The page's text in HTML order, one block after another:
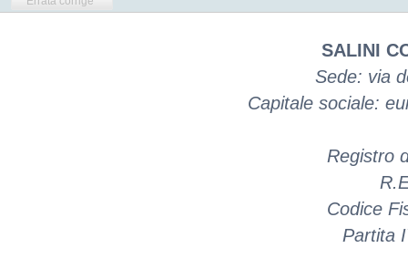
SALINI
Sede: via
Capitale sociale:
Registro
Codice
Partita